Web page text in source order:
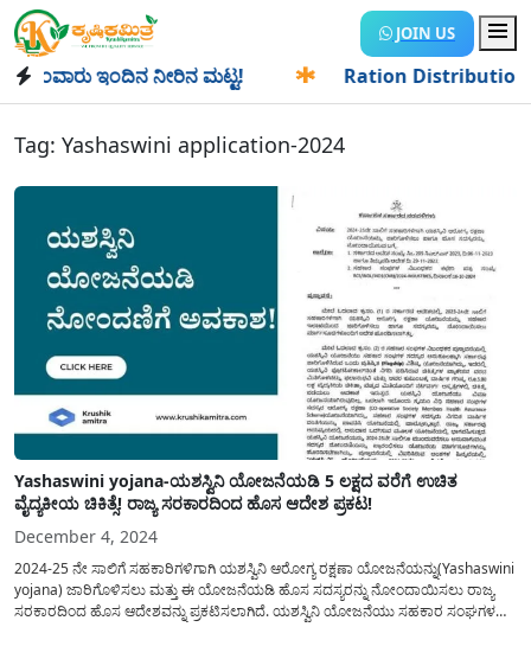
JOIN US
ಇಂದಿನ ನೀರಿನ ಮಟ್ಟ! Ration Distribution-
Tag: Yashaswini application-2024
Yashaswini yojana-ಯಶಸ್ವಿನಿ ಯೋಜನೆಯಡಿ 5 ಲಕ್ಷದ ವರೆಗೆ ಉಚಿತ
ವೈದ್ಯಕೀಯ ಚಿಕಿತ್ಸೆ! ರಾಜ್ಯ ಸರಕಾರದಿಂದ ಹೊಸ ಆದೇಶ ಪ್ರಕಟ!
December 4, 2024
2024-25 ನೇ ಸಾಲಿಗೆ ಸಹಕಾರಿಗಳಿಗಾಗಿ ಯಶಸ್ವಿನಿ ಆರೋಗ್ಯ ರಕ್ಷಣಾ ಯೋಜನೆಯನ್ನು(Yashaswini
yojana) ಜಾರಿಗೊಳಿಸಲು ಮತ್ತು ಈ ಯೋಜನೆಯಡಿ ಹೊಸ ಸದಸ್ಯರನ್ನು ನೋಂದಾಯಿಸಲು ರಾಜ್ಯ
ಸರಕಾರದಿಂದ ಹೊಸ ಆದೇಶವನ್ನು ಪ್ರಕಟಿಸಲಾಗಿದೆ. ಯಶಸ್ವಿನಿ ಯೋಜನೆಯು ಸಹಕಾರ ಸಂಘಗಳ